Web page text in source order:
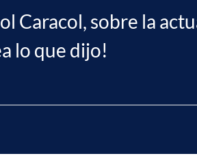
Caracol, sobre la
lo que dijo!